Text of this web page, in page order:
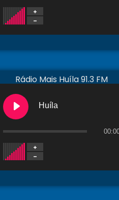
Rádio Mais Huíla 91.3 FM
Huíla